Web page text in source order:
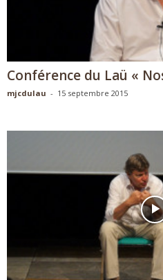
Conférence du Laü «
mjcdulau - 15 septembre 2015